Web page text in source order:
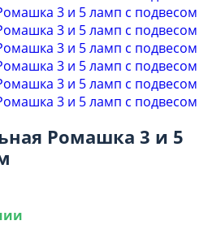
Ромашка 3 и 5